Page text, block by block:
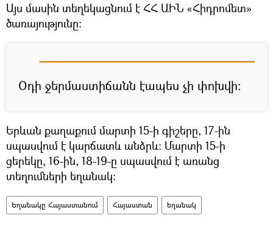
Այս մասին տեղեկացնում է ՀՀ ԱԻՆ «Հիդրոմետ»
ծառայությունը։
Օդի ջերմաստիճանն էապես չի փոխվի:
Երևան քաղաքում մարտի 15-ի գիշերը, 17-ին
սպասվում է կարճատև անձրև: Մարտի 15-ի
ցերեկը, 16-ին, 18-19-ը սպասվում է առանց
տեղումների եղանակ:
Եղանակը Հայաստանում Հայաստան եղանակ